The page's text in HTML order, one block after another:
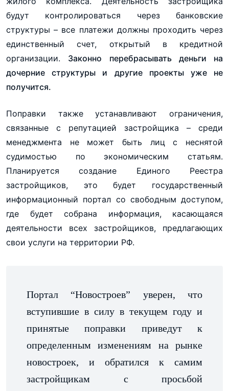
будут контролироваться через банковские
структуры – все платежи должны проходить через
единственный счет, открытый в кредитной
организации. Законно перебрасывать деньги на
дочерние структуры и другие проекты уже не
получится.
Поправки также устанавливают ограничения,
связанные с репутацией застройщика – среди
менеджмента не может быть лиц с неснятой
судимостью по экономическим статьям.
Планируется создание Единого Реестра
застройщиков, это будет государственный
информационный портал со свободным доступом,
где будет собрана информация, касающаяся
деятельности всех застройщиков, предлагающих
свои услуги на территории РФ.
Портал “Новостроев” уверен, что
вступившие в силу в текущем году и
принятые поправки приведут к
определенным изменениям на рынке
новостроек, и обратился к самим
застройщикам с просьбой